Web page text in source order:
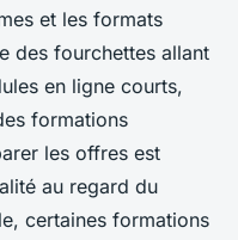
et les formats
des fourchettes allant
en ligne courts,
formations
les offres est
au regard du
certaines formations